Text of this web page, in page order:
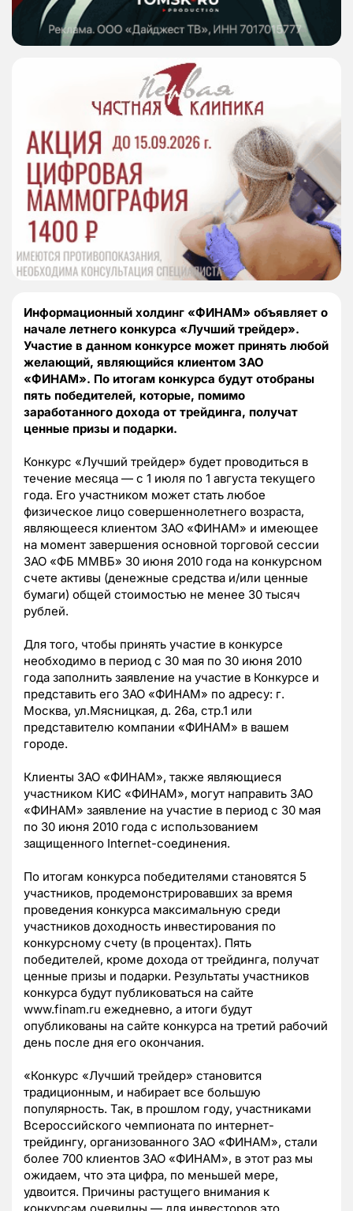
Информационный холдинг «ФИНАМ» объявляет о
начале летнего конкурса «Лучший трейдер».
Участие в данном конкурсе может принять любой
желающий, являющийся клиентом ЗАО
«ФИНАМ». По итогам конкурса будут отобраны
пять победителей, которые, помимо
заработанного дохода от трейдинга, получат
ценные призы и подарки.
Конкурс «Лучший трейдер» будет проводиться в
течение месяца — с 1 июля по 1 августа текущего
года. Его участником может стать любое
физическое лицо совершеннолетнего возраста,
являющееся клиентом ЗАО «ФИНАМ» и имеющее
на момент завершения основной торговой сессии
ЗАО «ФБ ММВБ» 30 июня 2010 года на конкурсном
счете активы (денежные средства и/или ценные
бумаги) общей стоимостью не менее 30 тысяч
рублей.
Для того, чтобы принять участие в конкурсе
необходимо в период с 30 мая по 30 июня 2010
года заполнить заявление на участие в Конкурсе и
представить его ЗАО «ФИНАМ» по адресу: г.
Москва, ул.Мясницкая, д. 26а, стр.1 или
представителю компании «ФИНАМ» в вашем
городе.
Клиенты ЗАО «ФИНАМ», также являющиеся
участником КИС «ФИНАМ», могут направить ЗАО
«ФИНАМ» заявление на участие в период с 30 мая
по 30 июня 2010 года с использованием
защищенного Internet-соединения.
По итогам конкурса победителями становятся 5
участников, продемонстрировавших за время
проведения конкурса максимальную среди
участников доходность инвестирования по
конкурсному счету (в процентах). Пять
победителей, кроме дохода от трейдинга, получат
ценные призы и подарки. Результаты участников
конкурса будут публиковаться на сайте
www.finam.ru ежедневно, а итоги будут
опубликованы на сайте конкурса на третий рабочий
день после дня его окончания.
«Конкурс «Лучший трейдер» становится
традиционным, и набирает все большую
популярность. Так, в прошлом году, участниками
Всероссийского чемпионата по интернет-
трейдингу, организованного ЗАО «ФИНАМ», стали
более 700 клиентов ЗАО «ФИНАМ», в этот раз мы
ожидаем, что эта цифра, по меньшей мере,
удвоится. Причины растущего внимания к